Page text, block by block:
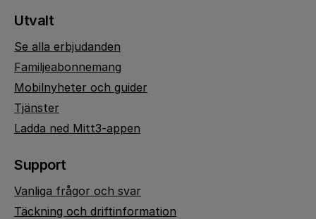
Utvalt
Se alla erbjudanden
Familjeabonnemang
Mobilnyheter och guider
Tjänster
Ladda ned Mitt3-appen
Support
Vanliga frågor och svar
Täckning och driftinformation